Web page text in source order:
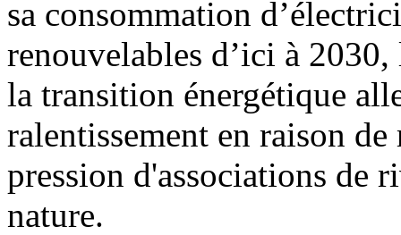
sa consommation
renouvelables d’ici à
la transition énergétique
ralentissement en raison
pression d'associations de
nature.